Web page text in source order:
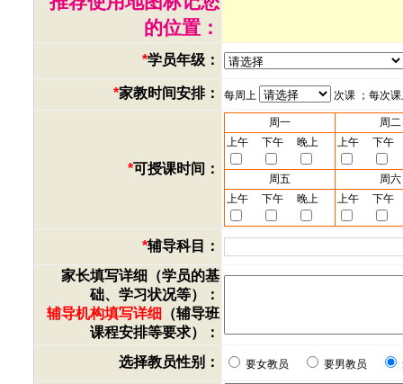
的位置：
*学员年级：
*家教时间安排： 每周上 次课 ；每次
*可授课时间：
周一
周二
上午
下午 晚上 上午 下午
周五
周六
上午
下午 晚上 上午 下午
*辅导科目：
家长填写详细（学员的基
础、学习状况等）：
辅导机构填写详细 （辅导班
课程安排等要求）：
选择教员性别：
要女教员 要男教员